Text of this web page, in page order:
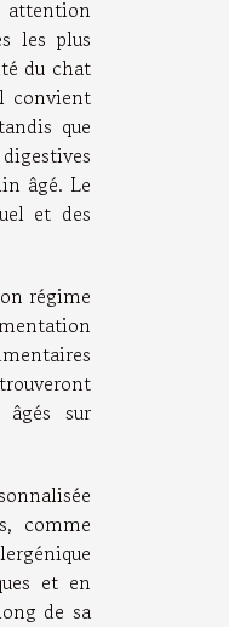
attention
les plus
du chat
convient
que
âgé. Le
et des
régime
âgés sur
comme
et en
de sa